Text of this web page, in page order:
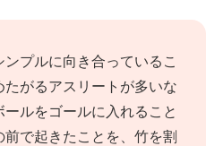
プルに向き合っているこ
がるアスリートが多いな
ルをゴールに入れること
で起きたことを、竹を割